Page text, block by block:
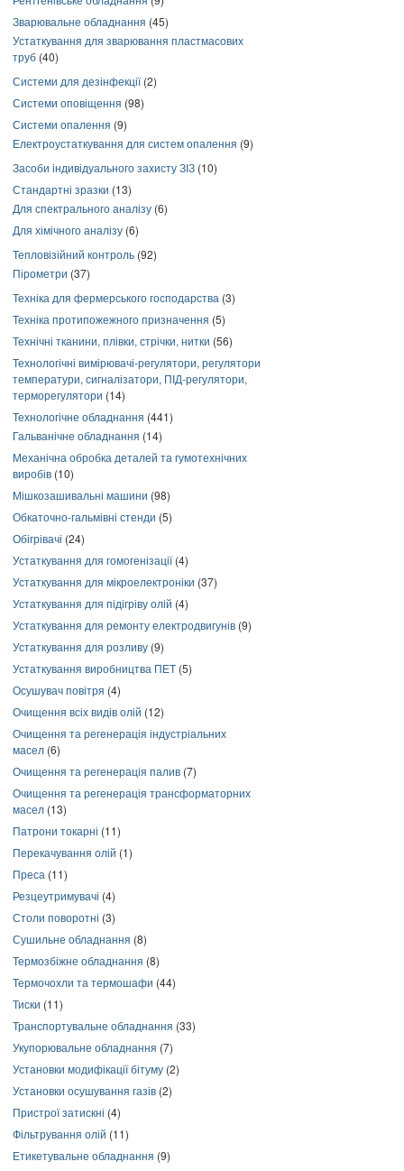
Зварювальне обладнання (45)
Устаткування для зварювання пластмасових
труб (40)
Системи для дезінфекції(2)
Системи оповіщення (98)
Системи опалення (9)
Електроустаткування для систем опалення (9)
Засоби індивідуального захисту ЗІЗ (10)
Стандартні зразки (13)
Для спектрального аналізу (6)
Для хімічного аналізу (6)
Тепловізійний контроль (92)
Пірометри (37)
Техніка для фермерського господарства (3)
Техніка протипожежного призначення (5)
Технічні тканини, плівки, стрічки, нитки (56)
Технологічні вимірювачі-регулятори, регулятори
температури, сигналізатори, ПІД-регулятори,
терморегулятори (14)
Технологічне обладнання (441)
Гальванічне обладнання (14)
Механічна обробка деталей та гумотехнічних
виробів (10)
Мішкозашивальні машини (98)
Обкаточно-гальмівні стенди (5)
Обігрівачі (24)
Устаткування для гомогенізації(4)
Устаткування для мікроелектроніки (37)
Устаткування для підігріву олій (4)
Устаткування для ремонту електродвигунів (9)
Устаткування для розливу (9)
Устаткування виробництва ПЕТ (5)
Осушувач повітря (4)
Очищення всіх видів олій (12)
Очищення та регенерація індустріальних
масел (6)
Очищення та регенерація палив (7)
Очищення та регенерація трансформаторних
масел (13)
Патрони токарні (11)
Перекачування олій (1)
Преса (11)
Резцеутримувачі (4)
Столи поворотні (3)
Сушильне обладнання (8)
Термозбіжне обладнання (8)
Термочохли та термошафи (44)
Тиски (11)
Транспортувальне обладнання (33)
Укупорювальне обладнання (7)
Установки модифікації бітуму (2)
Установки осушування газів (2)
Пристрої затискні (4)
Фільтрування олій (11)
Етикетувальне обладнання (9)